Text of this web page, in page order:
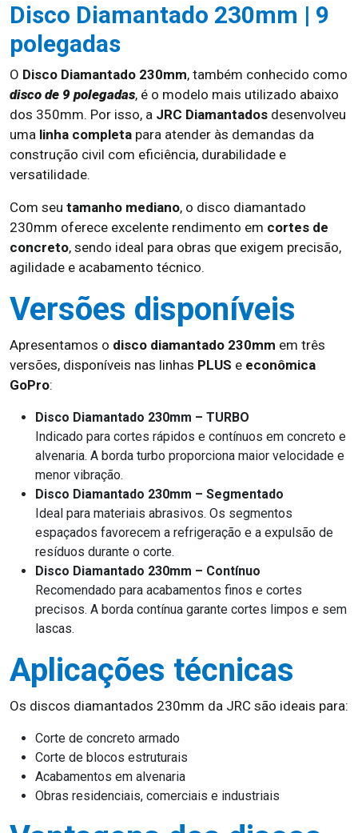
Disco Diamantado 230mm | 9
polegadas
O Disco Diamantado 230mm, também conhecido como
disco de 9 polegadas, é o modelo mais utilizado abaixo
dos 350mm. Por isso, a JRC Diamantados desenvolveu
uma linha completa para atender às demandas da
construção civil com eficiência, durabilidade e
versatilidade.
Com seu tamanho mediano, o disco diamantado
230mm oferece excelente rendimento em cortes de
concreto, sendo ideal para obras que exigem precisão,
agilidade e acabamento técnico.
Versões disponíveis
Apresentamos o disco diamantado 230mm em três
versões, disponíveis nas linhas PLUS e econômica
GoPro:
Disco Diamantado 230mm – TURBO
Indicado para cortes rápidos e contínuos em concreto e
alvenaria. A borda turbo proporciona maior velocidade e
menor vibração.
Disco Diamantado 230mm – Segmentado
Ideal para materiais abrasivos. Os segmentos
espaçados favorecem a refrigeração e a expulsão de
resíduos durante o corte.
Disco Diamantado 230mm – Contínuo
Recomendado para acabamentos finos e cortes
precisos. A borda contínua garante cortes limpos e sem
lascas.
Aplicações técnicas
Os discos diamantados 230mm da JRC são ideais para:
Corte de concreto armado
Corte de blocos estruturais
Acabamentos em alvenaria
Obras residenciais, comerciais e industriais